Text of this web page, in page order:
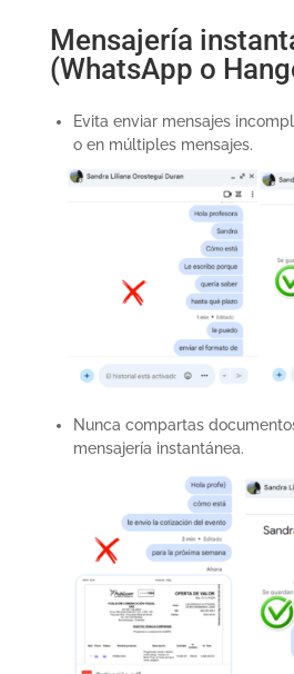
Mensajería
(WhatsApp o
Evita enviar mensajes
o en múltiples mensajes.
Nunca compartas
mensajería instantánea.